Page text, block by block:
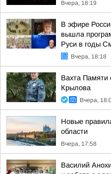
Вчера, 18:19
В эфире
вышла
Руси в годы
Вчера, 18:18
Вахта Памяти
Крылова
Вчера,
Новые
области
Вчера, 17:58
Василий